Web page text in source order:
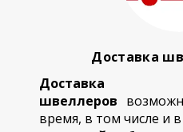
Доставка
Доставка
швеллеров
время, в том числе и